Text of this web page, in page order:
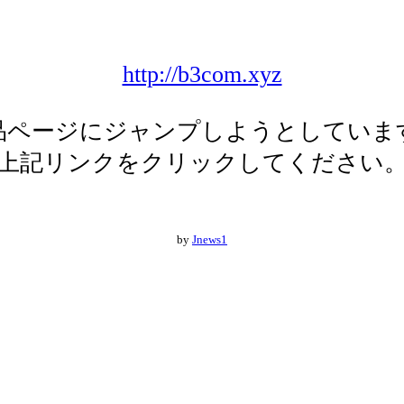
http://b3com.xyz
ページにジャンプしようとしていま
記リンクをクリックしてください
by Jnews1